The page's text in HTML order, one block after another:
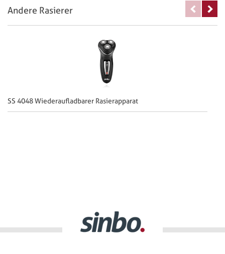
Andere Rasierer
SS 4048 Wiederaufladbarer Rasierapparat